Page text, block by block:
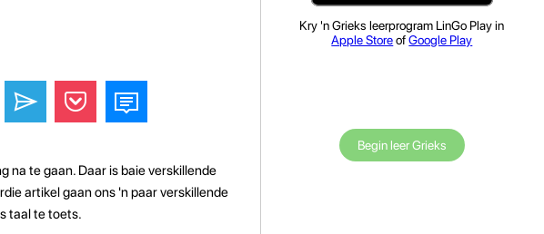
na te gaan. Daar is baie verskillende
artikel gaan ons 'n paar verskillende
taal te toets.
Kry 'n Grieks leerprogram LinGo Play in
Apple StoreofGoogle Play
Begin leer Grieks